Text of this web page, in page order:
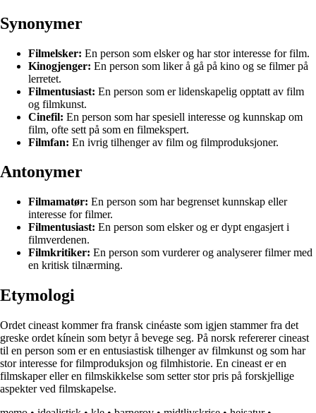
Synonymer
Filmelsker: En person som elsker og har stor interesse for film.
Kinogjenger: En person som liker å gå på kino og se filmer på
lerretet.
Filmentusiast: En person som er lidenskapelig opptatt av film
og filmkunst.
Cinefil: En person som har spesiell interesse og kunnskap om
film, ofte sett på som en filmekspert.
Filmfan: En ivrig tilhenger av film og filmproduksjoner.
Antonymer
Filmamatør: En person som har begrenset kunnskap eller
interesse for filmer.
Filmentusiast: En person som elsker og er dypt engasjert i
filmverdenen.
Filmkritiker: En person som vurderer og analyserer filmer med
en kritisk tilnærming.
Etymologi
Ordet cineast kommer fra fransk cinéaste som igjen stammer fra det
greske ordet kínein som betyr å bevege seg. På norsk refererer cineast
til en person som er en entusiastisk tilhenger av filmkunst og som har
stor interesse for filmproduksjon og filmhistorie. En cineast er en
filmskaper eller en filmskikkelse som setter stor pris på forskjellige
aspekter ved filmskapelse.